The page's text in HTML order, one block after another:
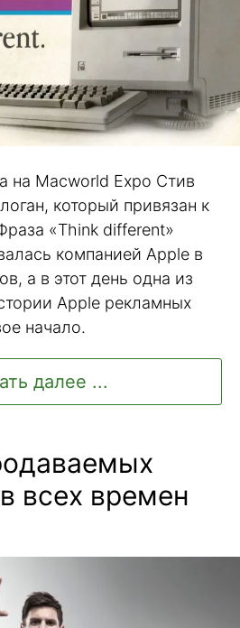
на Macworld Expo Стив
который привязан к
«Think different»
компанией Apple в
а в этот день одна из
Apple рекламных
начало.
далее ...
всех времен